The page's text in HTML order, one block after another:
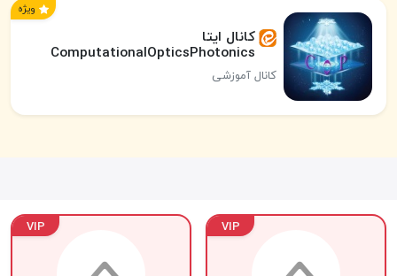
ویژه
کانال ایتا
ComputationalOpticsPhotonics
کانال آموزشی
VIP
VIP